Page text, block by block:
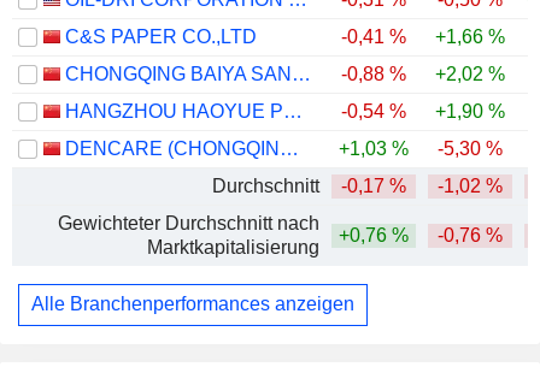
C&S PAPER CO.,LTD
-0,41 % +1,66 %
CHONGQING BAIYA SANITARY PRODUCTS CO., LTD.
-0,88 % +2,02 %
HANGZHOU HAOYUE PERSONAL CARE CO., LTD
-0,54 % +1,90 %
DENCARE (CHONGQING) ORAL CARE CO., LTD.
+1,03 % -5,30 %
Durchschnitt
-0,17 % -1,02 %
Gewichteter Durchschnitt nach
Marktkapitalisierung
+0,76 % -0,76 %
Alle Branchenperformances anzeigen